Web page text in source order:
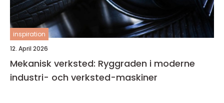
inspiration
12. April 2026
Mekanisk verksted: Ryggraden i moderne
industri- och verksted-maskiner